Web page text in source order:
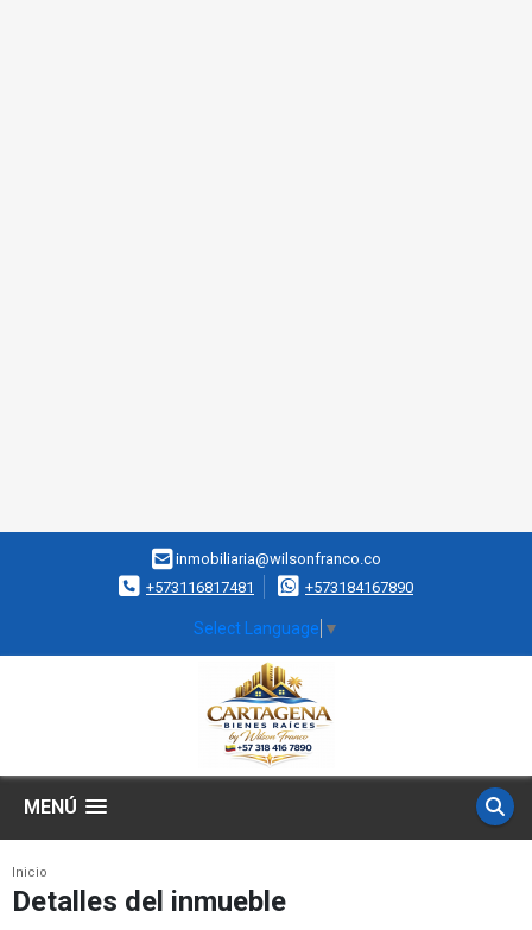
inmobiliaria@wilsonfranco.co
+573116817481
+573184167890
Select Language ▼
MENÚ
Inicio
Detalles del inmueble